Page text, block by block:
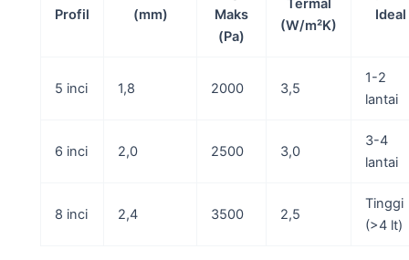
Profil
(mm)
Maks
(Pa)
Termal
(W/m²K)
Ideal
5 inci 1,8 2000 3,5
1-2
lantai
6 inci 2,0 2500 3,0
3-4
lantai
8 inci 2,4 3500 2,5
Tinggi
(>4 lt)